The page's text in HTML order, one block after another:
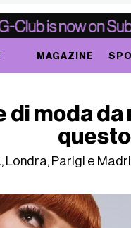
MAGAZINE
di moda da
Londra, Parigi e